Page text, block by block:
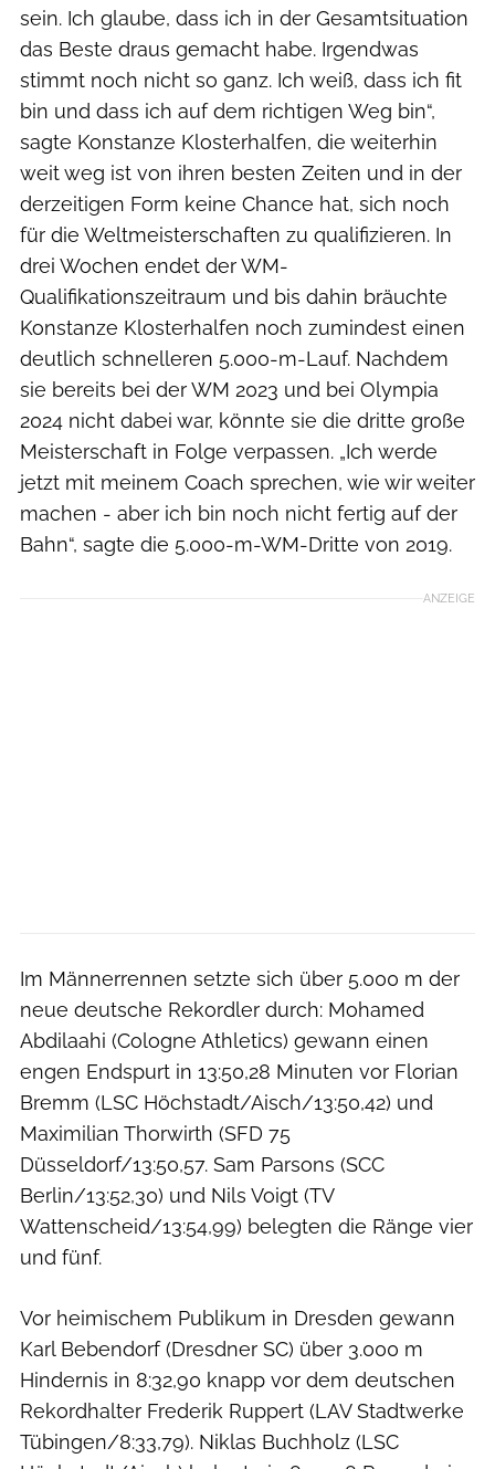
sein. Ich glaube, dass ich in der Gesamtsituation
das Beste draus gemacht habe. Irgendwas
stimmt noch nicht so ganz. Ich weiß, dass ich fit
bin und dass ich auf dem richtigen Weg bin“,
sagte Konstanze Klosterhalfen, die weiterhin
weit weg ist von ihren besten Zeiten und in der
derzeitigen Form keine Chance hat, sich noch
für die Weltmeisterschaften zu qualifizieren. In
drei Wochen endet der WM-
Qualifikationszeitraum und bis dahin bräuchte
Konstanze Klosterhalfen noch zumindest einen
deutlich schnelleren 5.000-m-Lauf. Nachdem
sie bereits bei der WM 2023 und bei Olympia
2024 nicht dabei war, könnte sie die dritte große
Meisterschaft in Folge verpassen. „Ich werde
jetzt mit meinem Coach sprechen, wie wir weiter
machen - aber ich bin noch nicht fertig auf der
Bahn“, sagte die 5.000-m-WM-Dritte von 2019.
ANZEIGE
Im Männerrennen setzte sich über 5.000 m der
neue deutsche Rekordler durch: Mohamed
Abdilaahi (Cologne Athletics) gewann einen
engen Endspurt in 13:50,28 Minuten vor Florian
Bremm (LSC Höchstadt/Aisch/13:50,42) und
Maximilian Thorwirth (SFD 75
Düsseldorf/13:50,57. Sam Parsons (SCC
Berlin/13:52,30) und Nils Voigt (TV
Wattenscheid/13:54,99) belegten die Ränge vier
und fünf.
Vor heimischem Publikum in Dresden gewann
Karl Bebendorf (Dresdner SC) über 3.000 m
Hindernis in 8:32,90 knapp vor dem deutschen
Rekordhalter Frederik Ruppert (LAV Stadtwerke
Tübingen/8:33,79). Niklas Buchholz (LSC